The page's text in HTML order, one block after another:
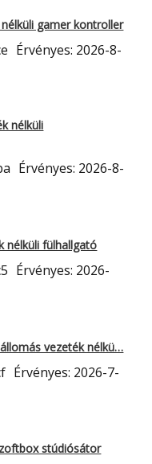
gamer kontroller
Érvényes: 2026-8-
nélküli
Érvényes: 2026-8-
nélküli fülhallgató
Érvényes: 2026-
vezeték nélkü…
Érvényes: 2026-7-
stúdiósátor